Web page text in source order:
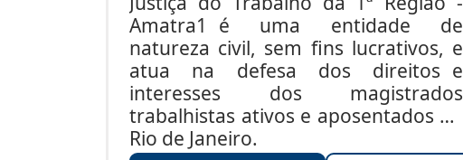
Amatra1 é uma entidade de
natureza civil, sem fins lucrativos, e
atua na defesa dos direitos e
interesses dos magistrados
trabalhistas ativos e aposentados do
Rio de Janeiro.